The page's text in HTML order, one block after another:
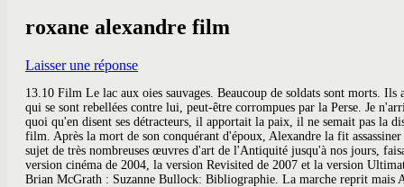
roxane alexandre film
Laisser une réponse
13.10 Film Le lac aux oies sauvages. Beaucoup de soldats sont morts. Ils arrivent même à se chamailler comme par le passé. Ptolémée raconte que Philippe II fut tué, Alexandre lui succéda et mata violemment les cités grecques qui se sont rebellées contre lui, peut-être corrompues par la Perse. Je n'arrive plus à les départager. Alexandre le tue. Si votre objectif premier est Ben Laden, vous ne faites pas la guerre en Irak […] Là où Alexandre passait, quoi qu'en disent ses détracteurs, il apportait la paix, il ne semait pas la discorde. Tous les ans, ils en profitent pour parler de la grande affaire de leur vie, le sexe. À la suite de l'échec du film, Oliver Stone décide de remonter le film. Après la mort de son conquérant d'époux, Alexandre la fit assassiner pour éviter toute concurence à l'enfant qu'elle portait. J.-C.) qui bénéficie à travers l'histoire, les cultures et les religions d'une grande postérité, a été le sujet de très nombreuses œuvres d'art de l'Antiquité jusqu'à nos jours, faisant de lui l'une des principales figures politiques dans l'art occidental. Cette version est sortie en France fin 2015 par Pathé, dans un coffret qui réunit la version cinéma de 2004, la version Revisited de 2007 et la version Ultimate de 2012[18]. (Roxane) Feodor Atkine (le père de Roxane) Bin Bunluerit (le roi indien) Jaran Ngamdee (le prince indien) Sam Green: Harry Kent: Brian McGrath : Suzanne Bullock: Bibliographie. La marche reprit mais Alexandre perdit grandement en popularité. Ce choix est révélateur : ce n’était pas aux Macédoniens de perdre leur individualité, mais aux Iraniens d’adopter les usages macédoniens. 15.00 Film Les barbouzes. Roxane est également l’un des personnages principaux d’une une tragédie de Racine, Bajazet. En février 2014, Oliver Stone annonce sur Twitter que la version ultime d'Alexandre sortirait aux États-Unis le 3 juin 2014. En -323, Alexandre meurt après une démence à Babylone. 2. Alexandre est un film historique épique réalisé par Oliver Stone, sorti le 5 janvier 2005 en France et qui raconte la vie d'Alexandre le Grand. Un "petit détail" nous est livré par Plutarque -dans sa Vie d'Alexandre- sur la personnalité de Roxane. Découvrez la bande annonce et plus d'informations. Roxane ou le sens de la mise en scène, l'écriture sensuelle, le film à grand spectacle. Il réalise ainsi une version director's cut, réduisant la durée du film de 175 à 167 minutes[13]. Sur l'agrégateur américain Rotten Tomatoes, le film récolte 16 % d'opinions favorables pour 204 critiques[6]. Il continue toujours, en franchissant l'Hindu Kush puis en étant en Inde. 11:45 170mn Film Alexandre. Lorsque, certains soirs, j'attends Alexandre en vain, ma couche est deux fois plus vide, mes draps deux fois déserts, mon corps deux fois bafoué. " 14.35 Film Roxane. Durant son enfance, Alexandre dompta à la surprise générale Bucéphale, le cheval fougueux, et Philippe II lui prédît que les dieux sont cruels et reprennent la gloire accordée, et que comme Achille, dont Alexandre se réclama, la gloire éternelle implique une vie brève. 12.40 Film La sorcière de Noël. 12.35 Film Gentlemen cambrioleurs. nécessaire]. Il les exécuta, ainsi que Parménion.